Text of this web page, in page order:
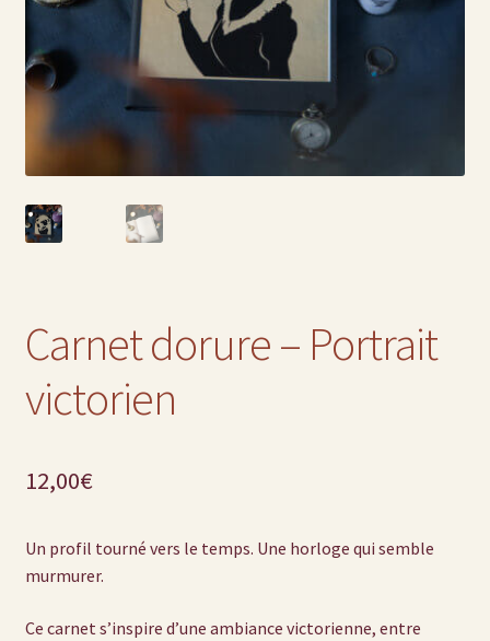
Carnet dorure – Portrait
victorien
12,00€
Un profil tourné vers le temps. Une horloge qui semble
murmurer.
Ce carnet s’inspire d’une ambiance victorienne, entre